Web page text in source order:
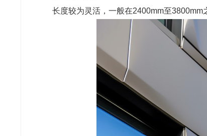
长度较为灵活，一般在2400mm至3800mm